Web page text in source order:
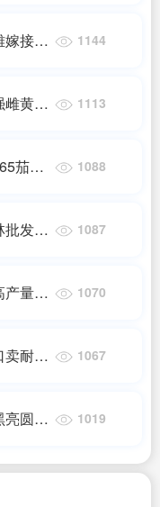
嫁接黄
1144
雌黄瓜
1113
茄子
1088
批发黄
1087
产量黄
1070
卖耐寒
1067
亮圆茄
1019